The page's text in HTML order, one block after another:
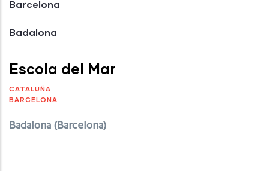
Barcelona
Badalona
Escola del Mar
CATALUÑA
BARCELONA
Badalona (Barcelona)